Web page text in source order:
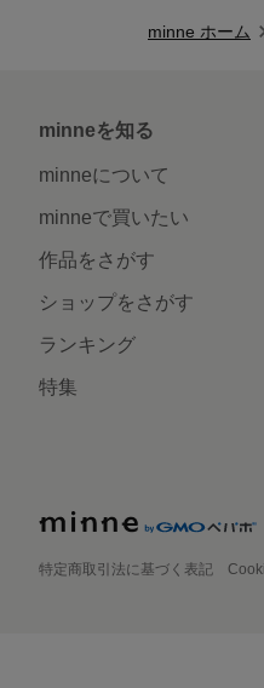
minne ホーム
minneを知る
minneについて
minneで買いたい
作品をさがす
ショップをさがす
ランキング
特集
特定商取引法に基づく表記